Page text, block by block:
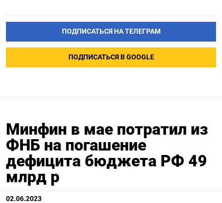
ПОДПИСАТЬСЯ НА ТЕЛЕГРАМ
ПОДПИСАТЬСЯ В GOOGLE
Минфин в мае потратил из
ФНБ на погашение
дефицита бюджета РФ 49
млрд р
02.06.2023